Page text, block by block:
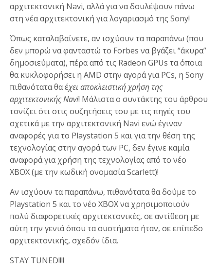
αρχιτεκτονική Navi, αλλά για να δουλέψουν πάνω
στη νέα αρχιτεκτονική για λογαριασμό της Sony!
Όπως καταλαβαίνετε, αν ισχύουν τα παραπάνω (που
δεν μπορώ να φανταστώ το Forbes να βγάζει “άκυρα”
δημοσιεύματα), πέρα από τις Radeon GPUs τα όποια
θα κυκλοφορήσει η AMD στην αγορά για PCs, η Sony
πιθανότατα θα έχει αποκλειστική χρήση της
αρχιτεκτονικής Navi! Μάλιστα ο συντάκτης του άρθρου
τονίζει ότι στις συζητήσεις του με τις πηγές του
σχετικά με την αρχιτεκτονική Navi ενώ έγιναν
αναφορές για το Playstation 5 και για την θέση της
τεχνολογίας στην αγορά των PC, δεν έγινε καμία
αναφορά για χρήση της τεχνολογίας από το νέο
XBOX (με την κωδική ονομασία Scarlett)!
Αν ισχύουν τα παραπάνω, πιθανότατα θα δούμε το
Playstation 5 και το νέο XBOX να χρησιμοποιούν
πολύ διαφορετικές αρχιτεκτονικές, σε αντίθεση με
αύτη την γενιά όπου τα συστήματα ήταν, σε επίπεδο
αρχιτεκτονικής, σχεδόν ίδια.
STAY TUNED!!!!